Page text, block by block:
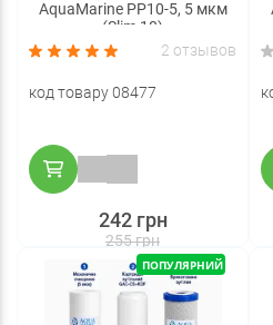
AquaMarine PP10-5, 5 мкм
(Slim 10)
2 отзывов
код товару 08477
255 грн
242 грн
ПОПУЛЯРНИЙ